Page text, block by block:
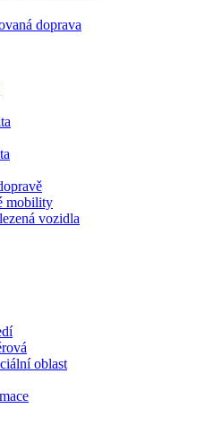
doprava
mobility
vozidla
oblast